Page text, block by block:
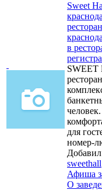
Sweet
ресторан
в
для
номер-
Добавил
sweethall
Афиша
О